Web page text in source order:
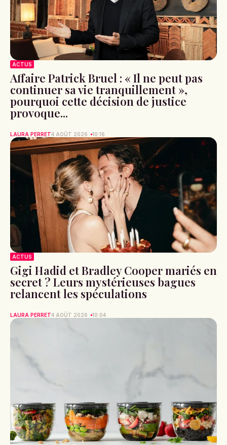
ACTUS
Affaire Patrick Bruel : « Il ne peut pas
continuer sa vie tranquillement »,
pourquoi cette décision de justice
provoque...
LAURA PERRET4 AOÛT 2026 10:16
ACTUS
Gigi Hadid et Bradley Cooper mariés en
secret ? Leurs mystérieuses bagues
relancent les spéculations
LAURA PERRET4 AOÛT 2026 10:04